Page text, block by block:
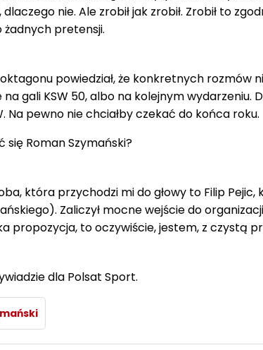
nie. Ale zrobił jak zrobił. Zrobił to
pretensji.
powiedział, że konkretnych rozmów
gali KSW 50, albo na kolejnym wydarzeniu.
Na pewno nie chciałby czekać do końca roku.
się Roman Szymański?
która przychodzi mi do głowy to Filip Pejic,
Zaliczył mocne wejście do
propozycja, to oczywiście, jestem, z czystą
dla Polsat Sport.